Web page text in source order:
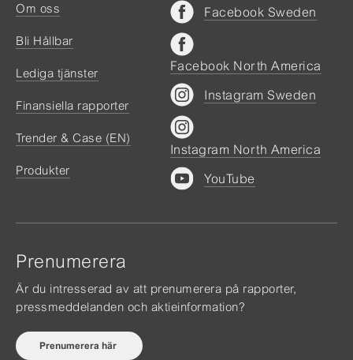
Om oss
Bli Hållbar
Lediga tjänster
Finansiella rapporter
Trender & Case (EN)
Produkter
Prenumerera
Är du intresserad av att prenumerera på rapporter,
pressmeddelanden och aktieinformation?
Prenumerera här
Facebook Sweden
Facebook North America
Instagram Sweden
Instagram North America
YouTube